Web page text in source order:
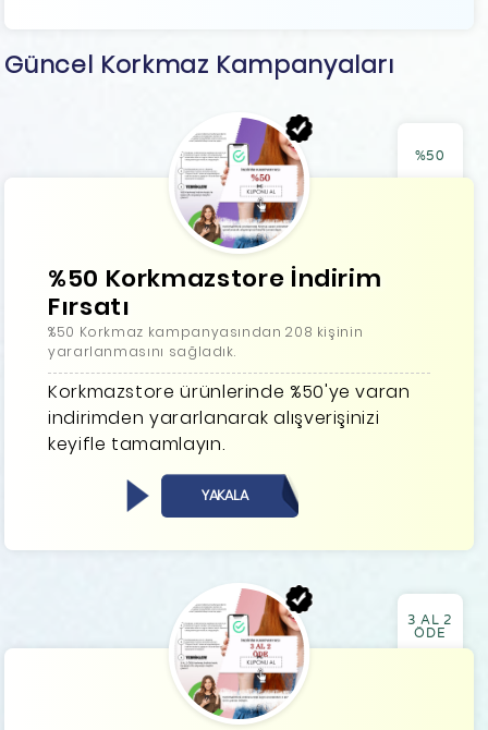
Güncel Korkmaz Kampanyaları
%50
%50 Korkmazstore İndirim
Fırsatı
%50 Korkmaz kampanyasından 208 kişinin
yararlanmasını sağladık.
Korkmazstore ürünlerinde %50'ye varan
indirimden yararlanarak alışverişinizi
keyifle tamamlayın.
YAKALA
3 AL 2
ÖDE